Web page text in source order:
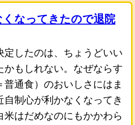
くなってきたので退院
定したのは、ちょうどいい
かもしれない。なぜならす
普通食）のおいしさにはま
自制心が利かなくなってき
米はだめなのにもかかわら